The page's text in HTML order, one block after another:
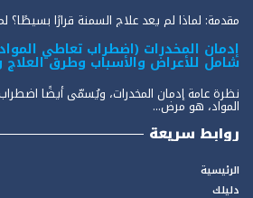
مقدمة: لماذا لم يعد علاج السمنة قرارًا بسيطًا؟
إدمان المخدرات (اضطراب تعاطي
شامل للأعراض والأسباب وطرق العلاج
نظرة عامة إدمان المخدرات، ويُسمّى أيضًا
المواد، هو مرض...
روابط سريعة
الرئيسية
دليلك